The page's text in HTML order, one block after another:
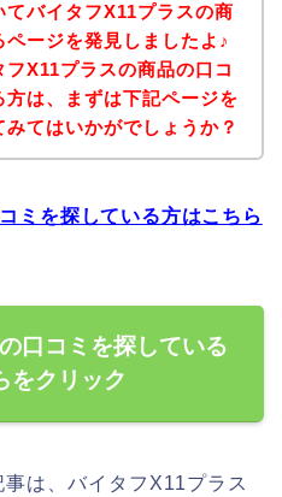
てバイタフX11プラスの商
ージを発見しましたよ♪
X11プラスの商品の口コ
方は、まずは下記ページを
てはいかがでしょうか？
ミを探している方はこちら
口コミを探している
をクリック
は、バイタフX11プラス